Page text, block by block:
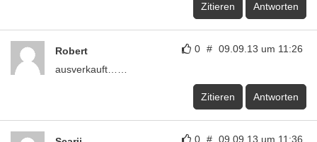
Zitieren Antworten
0 # 09.09.13 um 11:26
Robert
ausverkauft……
Zitieren Antworten
0 # 09.09.13 um 11:36